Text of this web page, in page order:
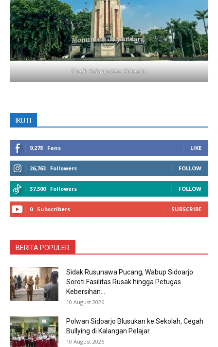
Profil Kabupaten Sidoarjo
IKUTI
9,278 Fans LIKE
26,763 Followers FOLLOW
37,300 Followers FOLLOW
0 Subscribers SUBSCRIBE
BERITA POPULER
Sidak Rusunawa Pucang, Wabup Sidoarjo
Soroti Fasilitas Rusak hingga Petugas
Kebersihan...
10 August 2026
Polwan Sidoarjo Blusukan ke Sekolah, Cegah
Bullying di Kalangan Pelajar
10 August 2026